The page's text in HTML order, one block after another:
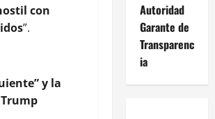
con
”.
y la
Autoridad
Garante de
Transparenc
ia